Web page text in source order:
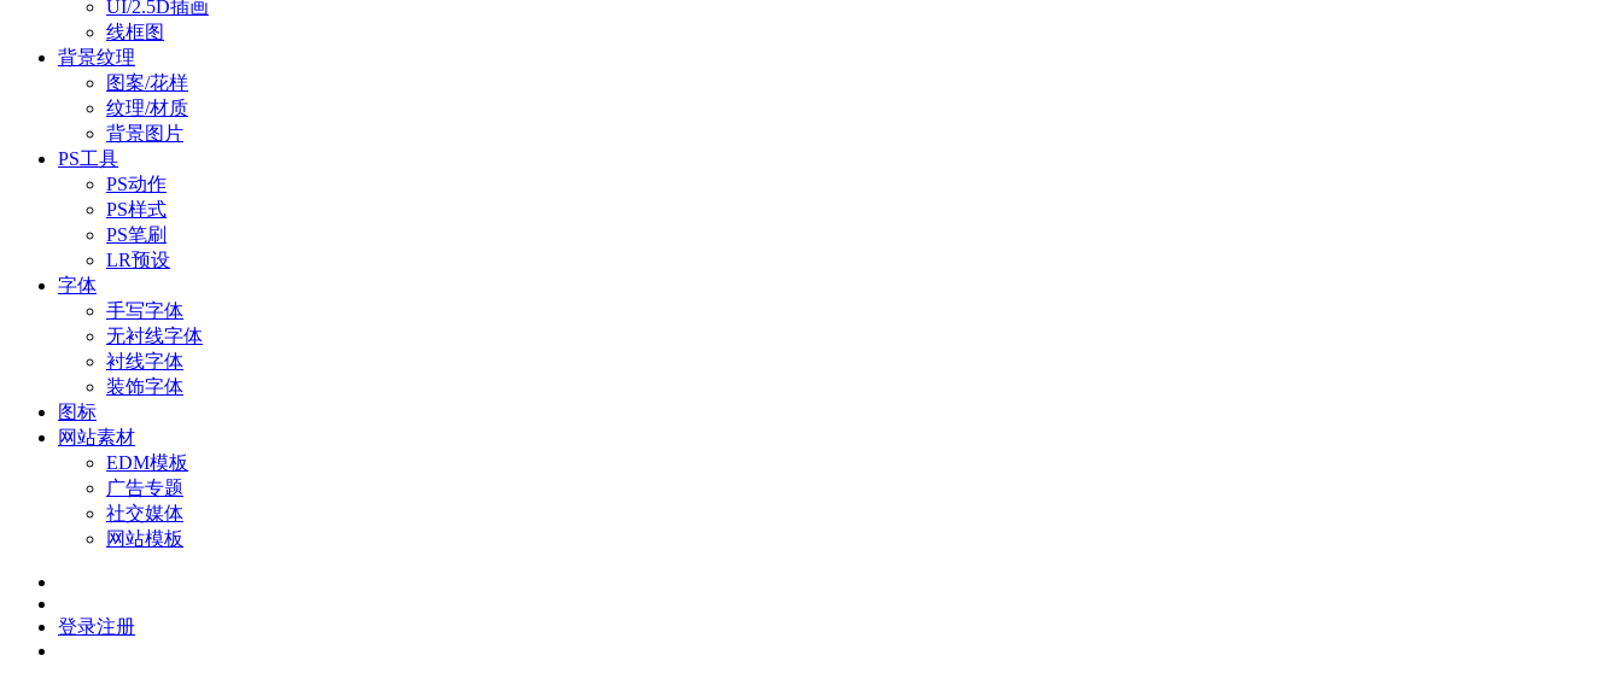
UI/2.5D插画
线框图
背景纹理
图案/花样
纹理/材质
背景图片
PS工具
PS动作
PS样式
PS笔刷
LR预设
字体
手写字体
无衬线字体
衬线字体
装饰字体
图标
网站素材
EDM模板
广告专题
社交媒体
网站模板
登录注册